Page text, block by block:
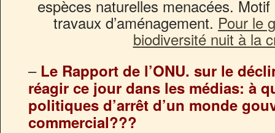
espèces naturelles menacées.
travaux d’aménagement. Pour le
biodiversité nuit à la
– Le Rapport de l’ONU. sur le
réagir ce jour dans les médias: à
politiques d’arrêt d’un monde
commercial???